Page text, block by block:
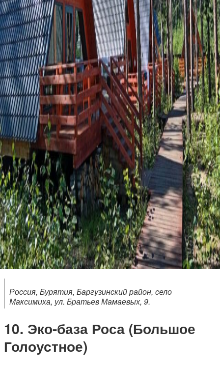
Россия, Бурятия, Баргузинский район, село
Максимиха, ул. Братьев Мамаевых, 9.
Эко-база Роса (Большое
Голоустное)